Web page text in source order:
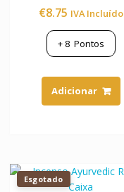
€8.75 IVA Incluído
+ 8Pontos
Adicionar
Esgotado